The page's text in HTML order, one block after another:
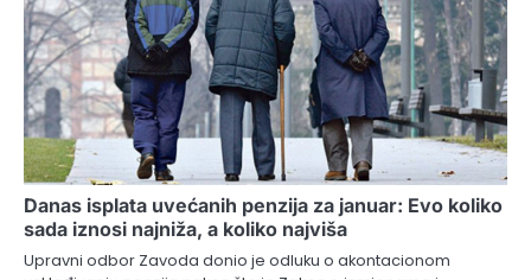
Danas isplata uvećanih penzija za januar: Evo koliko
sada iznosi najniža, a koliko najviša
Upravni odbor Zavoda donio je odluku o akontacionom